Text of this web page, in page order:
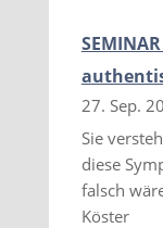
27. Sep.
Sie
diese
falsch
Köster